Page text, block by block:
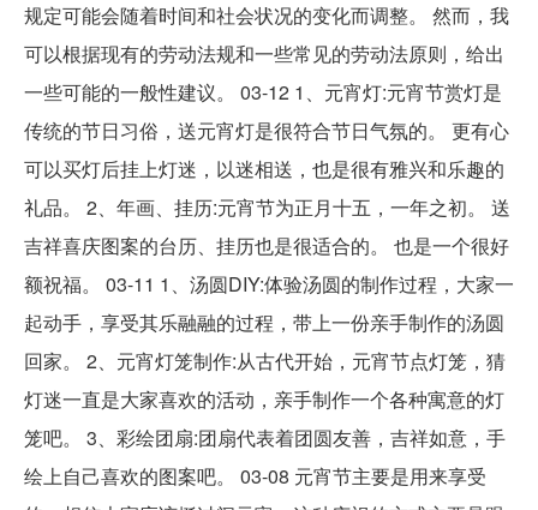
规定可能会随着时间和社会状况的变化而调整。 然而，我
可以根据现有的劳动法规和一些常见的劳动法原则，给出
一些可能的一般性建议。 03-12 1、元宵灯:元宵节赏灯是
传统的节日习俗，送元宵灯是很符合节日气氛的。 更有心
可以买灯后挂上灯迷，以迷相送，也是很有雅兴和乐趣的
礼品。 2、年画、挂历:元宵节为正月十五，一年之初。 送
吉祥喜庆图案的台历、挂历也是很适合的。 也是一个很好
额祝福。 03-11 1、汤圆DIY:体验汤圆的制作过程，大家一
起动手，享受其乐融融的过程，带上一份亲手制作的汤圆
回家。 2、元宵灯笼制作:从古代开始，元宵节点灯笼，猜
灯迷一直是大家喜欢的活动，亲手制作一个各种寓意的灯
笼吧。 3、彩绘团扇:团扇代表着团圆友善，吉祥如意，手
绘上自己喜欢的图案吧。 03-08 元宵节主要是用来享受